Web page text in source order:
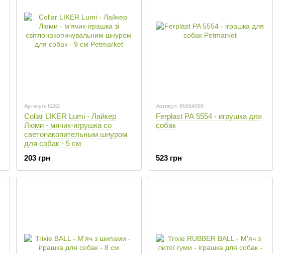
Артикул: 6282
Collar LIKER Lumi - Лайкер
Люми - мячик-игрушка со
светонакопительным шнуром
для собак - 5 см
203 грн
Артикул: 85554099
Ferplast PA 5554 - игрушка для
собак
523 грн